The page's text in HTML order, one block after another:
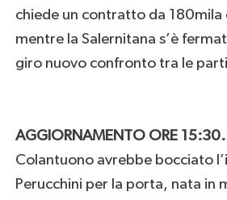
chiede un contratto da 180mila
mentre la Salernitana s’è
giro nuovo confronto tra le
AGGIORNAMENTO ORE 15:30.
Colantuono avrebbe bocciato
Perucchini per la porta, nata in